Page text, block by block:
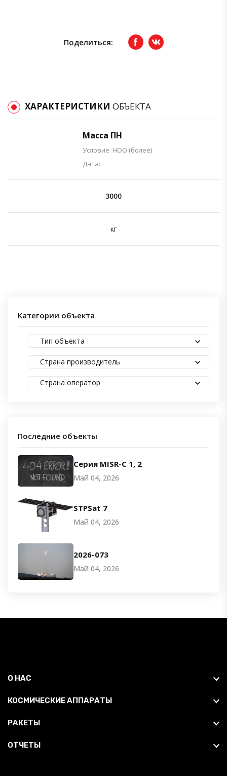
Поделиться: FacebookвКонтакте
ХАРАКТЕРИСТИКИ ОБЪЕКТА
Масса ПН
Условие: НОО (более)
Дата:
3000
кг
Категории объекта
Тип объекта
Страна производитель
Страна оператор
Последние объекты
Серия MISR-C 1, 2
Май 04, 2026
STPSat 7
Май 04, 2026
2026-073
Май 04, 2026
О НАС
КОСМИЧЕСКИЕ АППАРАТЫ
РАКЕТЫ
ОТЧЕТЫ